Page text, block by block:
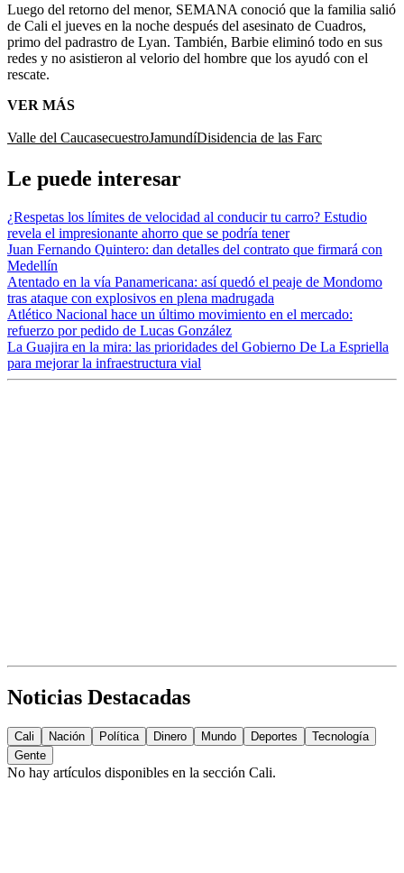
Luego del retorno del menor, SEMANA conoció que la familia salió
de Cali el jueves en la noche después del asesinato de Cuadros,
primo del padrastro de Lyan. También, Barbie eliminó todo en sus
redes y no asistieron al velorio del hombre que los ayudó con el
rescate.
VER MÁS
Valle del CaucasecuestroJamundíDisidencia de las Farc
Le puede interesar
¿Respetas los límites de velocidad al conducir tu carro? Estudio
revela el impresionante ahorro que se podría tener
Juan Fernando Quintero: dan detalles del contrato que firmará con
Medellín
Atentado en la vía Panamericana: así quedó el peaje de Mondomo
tras ataque con explosivos en plena madrugada
Atlético Nacional hace un último movimiento en el mercado:
refuerzo por pedido de Lucas González
La Guajira en la mira: las prioridades del Gobierno De La Espriella
para mejorar la infraestructura vial
Noticias Destacadas
Cali Nación Política Dinero Mundo Deportes
Tecnología
Gente
No hay artículos disponibles en la sección Cali.